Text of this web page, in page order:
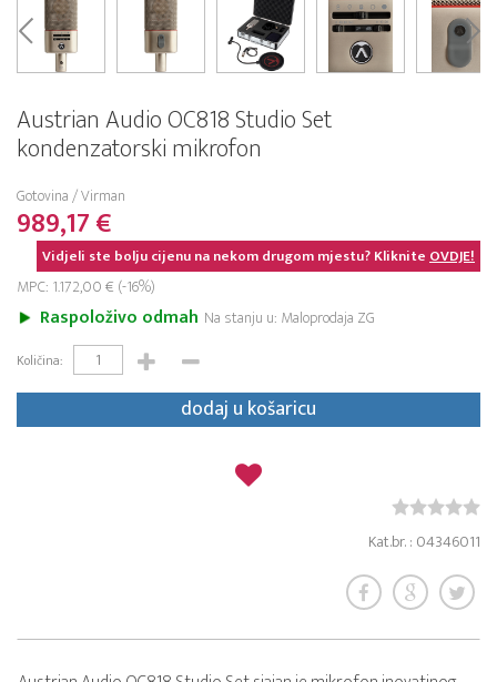
Austrian Audio OC818 Studio Set
kondenzatorski mikrofon
Gotovina / Virman
989,17 €
Vidjeli ste bolju cijenu na nekom drugom mjestu? KlikniteOVDJE!
MPC: 1.172,00 € (-16%)
Raspoloživo odmah Na stanju u: Maloprodaja ZG
Količina:
dodaj u košaricu
Kat.br. : 04346011